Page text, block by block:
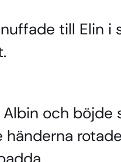
till Elin i
och böjde